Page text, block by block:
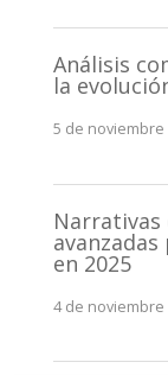
Análisis
la
5 de noviembre
en 2025
4 de noviembre